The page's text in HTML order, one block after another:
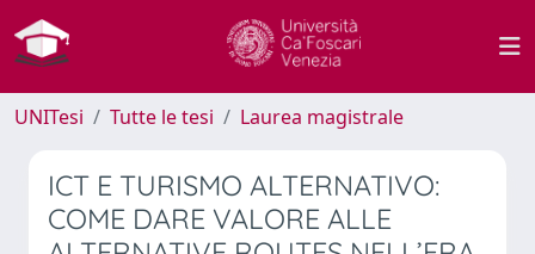
UNITesi Tutte le tesi Laurea magistrale
ICT E TURISMO ALTERNATIVO:
COME DARE VALORE ALLE